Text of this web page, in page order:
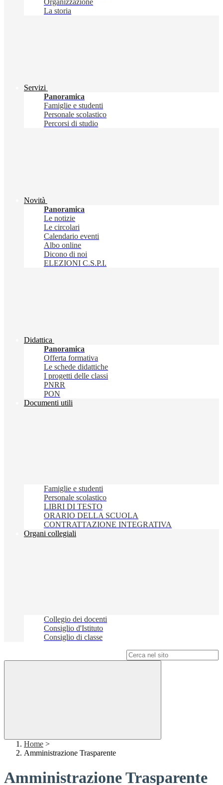
Organizzazione
La storia
Servizi
Panoramica
Famiglie e studenti
Personale scolastico
Percorsi di studio
Novità
Panoramica
Le notizie
Le circolari
Calendario eventi
Albo online
Dicono di noi
ELEZIONI C.S.P.I.
Didattica
Panoramica
Offerta formativa
Le schede didattiche
I progetti delle classi
PNRR
PON
Documenti utili
Famiglie e studenti
Personale scolastico
LIBRI DI TESTO
ORARIO DELLA SCUOLA
CONTRATTAZIONE INTEGRATIVA
Organi collegiali
Collegio dei docenti
Consiglio d'Istituto
Consiglio di classe
Home >
Amministrazione Trasparente
Amministrazione Trasparente